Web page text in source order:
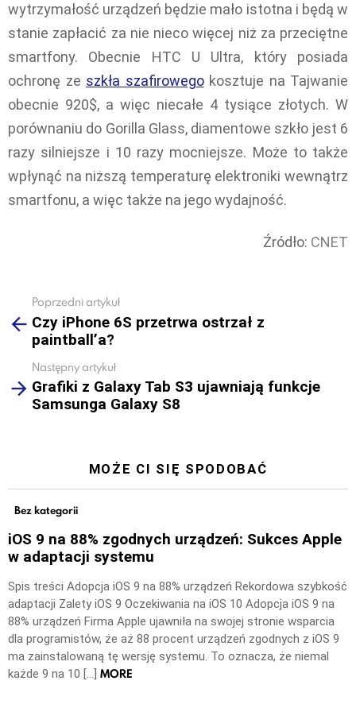
wytrzymałość urządzeń będzie mało istotna i będą w
stanie zapłacić za nie nieco więcej niż za przeciętne
smartfony. Obecnie HTC U Ultra, który posiada
ochronę ze szkła szafirowegokosztuje na Tajwanie
obecnie 920$, a więc niecałe 4 tysiące złotych. W
porównaniu do Gorilla Glass, diamentowe szkło jest 6
razy silniejsze i 10 razy mocniejsze. Może to także
wpłynąć na niższą temperaturę elektroniki wewnątrz
smartfonu, a więc także na jego wydajność.
Źródło: CNET
more
Poprzedni artykuł
Czy iPhone 6S przetrwa ostrzał z
paintball’a?
Następny artykuł
Grafiki z Galaxy Tab S3 ujawniają funkcje
Samsunga Galaxy S8
MOŻE CI SIĘ SPODOBAĆ
Bez kategorii
iOS 9 na 88% zgodnych urządzeń: Sukces Apple
w adaptacji systemu
Spis treści Adopcja iOS 9 na 88% urządzeń Rekordowa szybkość
adaptacji Zalety iOS 9 Oczekiwania na iOS 10 Adopcja iOS 9 na
88% urządzeń Firma Apple ujawniła na swojej stronie wsparcia
dla programistów, że aż 88 procent urządzeń zgodnych z iOS 9
ma zainstalowaną tę wersję systemu. To oznacza, że niemal
każde 9 na 10 […] MORE